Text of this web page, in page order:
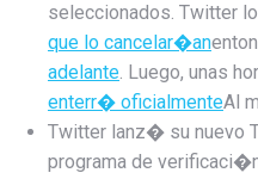
seleccionados. Twitter
que lo cancelar�an
adelante. Luego, unas
enterr� oficialmenteAl
Twitter lanz� su nuevo
programa de